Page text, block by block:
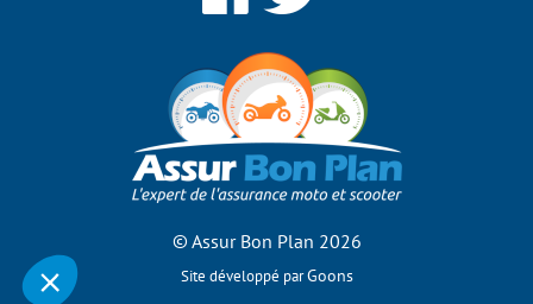
nous permettent d’établir des
performances et de personnaliser votre
des fonctionnalités de notre site ?
par la suite, cliquez sur le lien
certifiés par
Je choisis
© Assur Bon Plan 2026
Site développé parGoons